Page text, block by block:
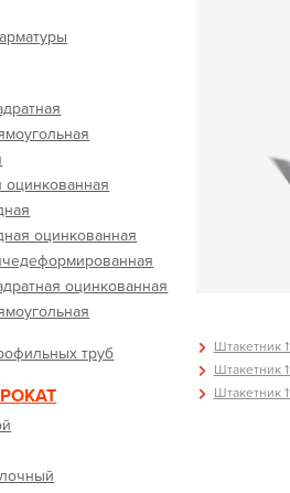
оцинкованная
оцинкованная
оцинкованная
труб
Штакетник
Штакетник
Штакетник